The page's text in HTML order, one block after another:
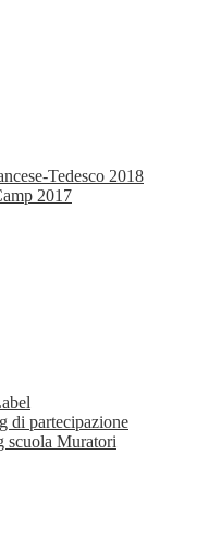
Tedesco 2018
2017
di partecipazione
scuola Muratori